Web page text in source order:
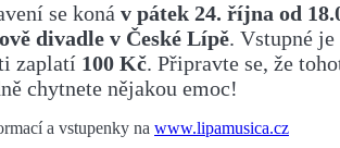
se koná v pátek 24. října od
divadle v České Lípě. Vstupné je
zaplatí 100 Kč. Připravte se, že
chytnete nějakou emoc!
a vstupenky na www.lipamusica.cz